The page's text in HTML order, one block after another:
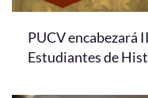
PUCV encabezará
Estudiantes de